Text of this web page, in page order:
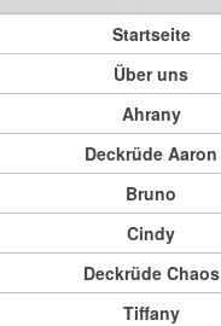
Startseite
Über uns
Ahrany
Deckrüde Aaron
Bruno
Cindy
Deckrüde Chaos
Tiffany